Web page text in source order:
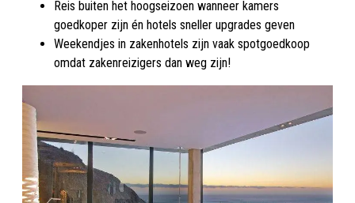
Reis buiten het hoogseizoen wanneer kamers
goedkoper zijn én hotels sneller upgrades geven
Weekendjes in zakenhotels zijn vaak spotgoedkoop
omdat zakenreizigers dan weg zijn!